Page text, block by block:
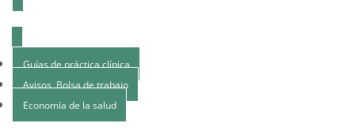
Guías de práctica clínica
Avisos, Bolsa de trabajo
Economía de la salud